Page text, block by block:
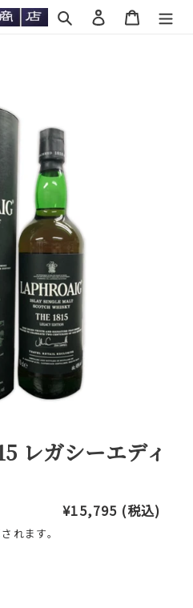
検索 ログインカート
レガシーエディ
通
¥15,795 (税込)
れます。